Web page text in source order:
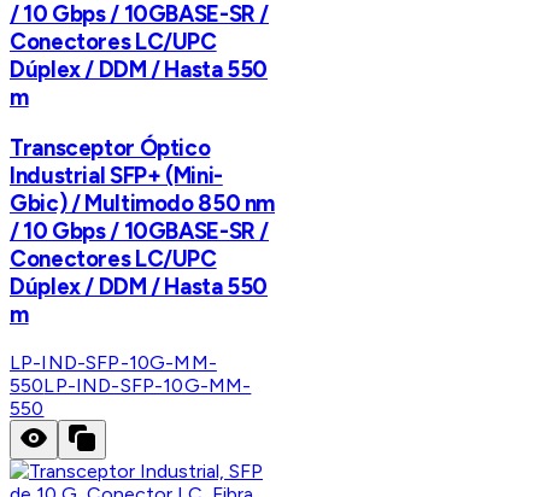
/ 10 Gbps / 10GBASE-SR /
Conectores LC/UPC
Dúplex / DDM / Hasta 550
m
Transceptor Óptico
Industrial SFP+ (Mini-
Gbic) / Multimodo 850 nm
/ 10 Gbps / 10GBASE-SR /
Conectores LC/UPC
Dúplex / DDM / Hasta 550
m
LP-IND-SFP-10G-MM-
550LP-IND-SFP-10G-MM-
550